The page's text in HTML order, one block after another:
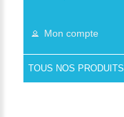
Mon compte
TOUS NOS PRODUITS